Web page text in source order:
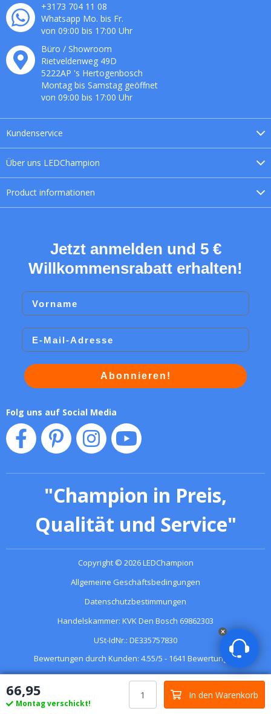
66,95
Montag verschickt!
In den Warenkorb
Über uns LEDChampion
Product informationen
Kundenservice
+3173 704 11 08
Whatsapp Mo. bis Fr.
von 09:00 bis 17:00 Uhr
Büro / Showroom
Rietveldenweg 49D
5222AP 's Hertogenbosch
Montag bis Samstag geöffnet
von 09:00 bis 17:00 Uhr
Jetzt anmelden und 5 €
Willkommensrabatt erhalten!
Vorname
Email
Abonnieren!
Folg uns auf Social Media
"Champion in Preis,
Qualität und Service"
Copyright© 2026LEDChampion
Allgemeine Geschäftsbedingungen
Datenschutzbestimmungen
Handelskammer: KVK Den Bosch 69862303
USt-IdNr.: DE335757830
Bewertungen durch Kunden: 4.55/5 - 1641 Bewertungen